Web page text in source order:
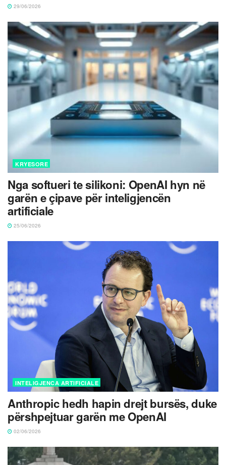
29/06/2026
KRYESORE
Nga softueri te silikoni: OpenAI hyn në
garën e çipave për inteligjencën
artificiale
25/06/2026
INTELIGJENCA ARTIFICIALE
Anthropic hedh hapin drejt bursës, duke
përshpejtuar garën me OpenAI
02/06/2026